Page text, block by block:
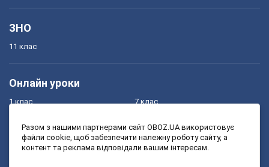
ЗНО
11 клас
Онлайн уроки
1 клас
3 клас
7 клас
9 клас
Разом з нашими партнерами сайт OBOZ.UA використовує
файли cookie, щоб забезпечити належну роботу сайту, а
контент та реклама відповідали вашим інтересам.